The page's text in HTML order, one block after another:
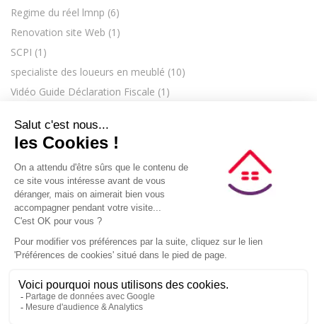
Regime du réel lmnp (6)
Renovation site Web (1)
SCPI (1)
specialiste des loueurs en meublé (10)
Vidéo Guide Déclaration Fiscale (1)
CONTACT C.G.V. MENTIONS LÉGALES
IMMOKIP COMPTA
PLAN DU SITE
CENTRE DE CONFIDENTIALITÉ
PRÉFÉRENCES COOKIES
© 2023 – Option Réel